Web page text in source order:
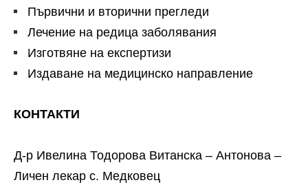
Първични и вторични прегледи
Лечение на редица заболявания
Изготвяне на експертизи
Издаване на медицинско направление
КОНТАКТИ
Д-р Ивелина Тодорова Витанска – Антонова –
Личен лекар с. Медковец